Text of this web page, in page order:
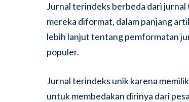
Jurnal terindeks berbeda dari jurnal
mereka diformat, dalam panjang
lebih lanjut tentang pemformatan
populer.
Jurnal terindeks unik karena
untuk membedakan dirinya dari